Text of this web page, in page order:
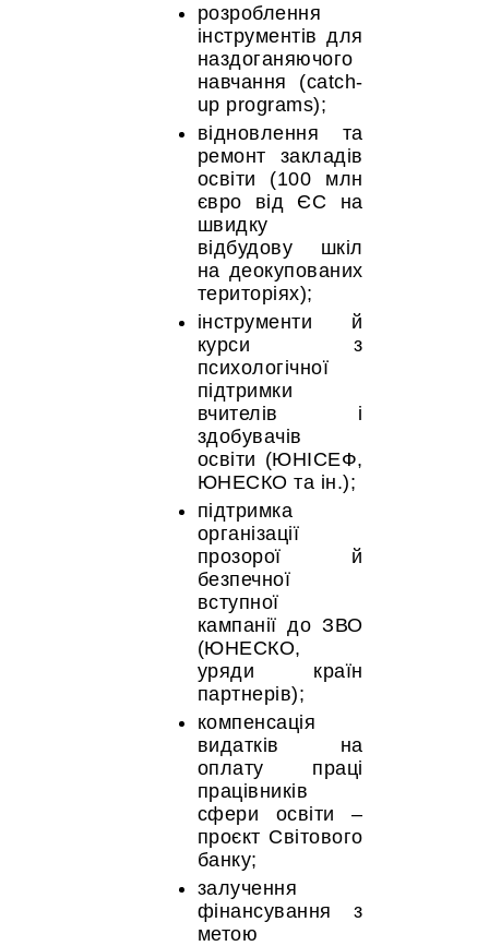
розроблення
інструментів для
наздоганяючого
навчання (catch-
up programs);
відновлення та
ремонт закладів
освіти (100 млн
євро від ЄС на
швидку
відбудову шкіл
на деокупованих
територіях);
інструменти й
курси з
психологічної
підтримки
вчителів і
здобувачів
освіти (ЮНІСЕФ,
ЮНЕСКО та ін.);
підтримка
організації
прозорої й
безпечної
вступної
кампанії до ЗВО
(ЮНЕСКО,
уряди країн
партнерів);
компенсація
видатків на
оплату праці
працівників
сфери освіти –
проєкт Світового
банку;
залучення
фінансування з
метою